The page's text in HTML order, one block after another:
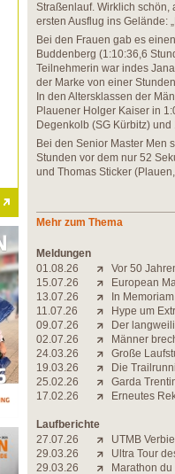
Straßenlauf. Wirklich schön,
ersten Ausflug ins Gelände:
Bei den Frauen gab es
Buddenberg (1:10:36,6
Teilnehmerin war indes
der Marke von einer
In den Altersklassen der
Plauener Holger Kaiser in
Degenkolb (SG Kürbitz)
Bei den Senior Master Men
Stunden vor dem nur 52
und Thomas Sticker
Mehr zum Thema
Meldungen
01.08.26
Vor 50
15.07.26
European
13.07.26
In
11.07.26
Hype um
09.07.26
Der
02.07.26
Männer
24.03.26
Große
19.03.26
Die
25.02.26
Garda
17.02.26
Erneutes
Laufberichte
27.07.26
UTMB
29.03.26
Ultra Tour
29.03.26
Marathon